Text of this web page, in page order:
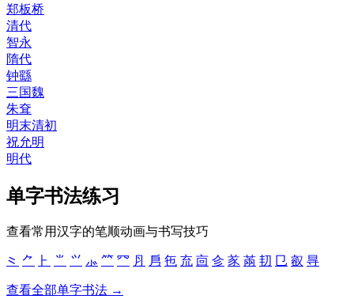
郑板桥
清代
智永
隋代
钟繇
三国魏
朱耷
明末清初
祝允明
明代
单字书法练习
查看常用汉字的笔顺动画与书写技巧
⺀ ⺈ ⺊ ⺌ ⺍ ⺗ ⺮ ⺳ ⺼ 㐆 㐌 㐬 㐭 㐱 㒸 㒼 㓞 㔾 㕡 㝵
查看全部单字书法 →